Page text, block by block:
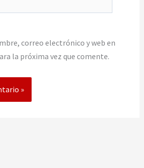
correo electrónico y web en
la próxima vez que comente.